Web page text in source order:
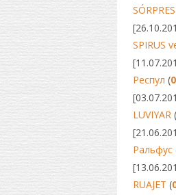
SPIRUS
Респул (0
LUVIYAR (
Ральфус
RUAJET (